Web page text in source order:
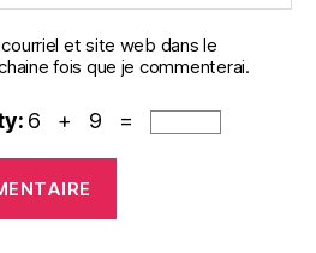
et site web dans le
fois que je commenterai.
6 + 9 =